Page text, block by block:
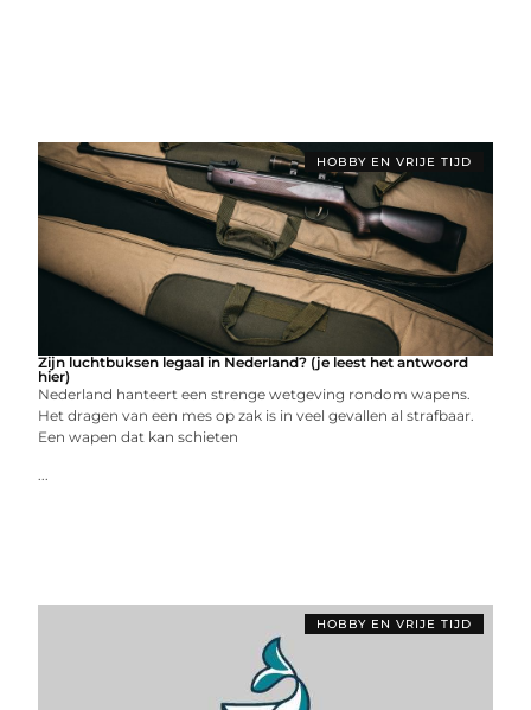
HOBBY EN VRIJE TIJD
Zijn luchtbuksen legaal in Nederland? (je leest het antwoord
hier)
Nederland hanteert een strenge wetgeving rondom wapens.
Het dragen van een mes op zak is in veel gevallen al strafbaar.
Een wapen dat kan schieten
...
HOBBY EN VRIJE TIJD